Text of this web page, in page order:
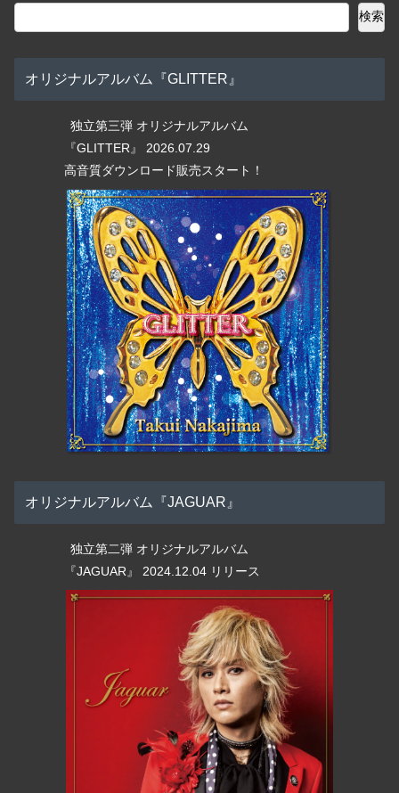
検索
オリジナルアルバム『GLITTER』
独立第三弾 オリジナルアルバム
『GLITTER』 2026.07.29
高音質ダウンロード販売スタート！
オリジナルアルバム『JAGUAR』
独立第二弾 オリジナルアルバム
『JAGUAR』 2024.12.04 リリース